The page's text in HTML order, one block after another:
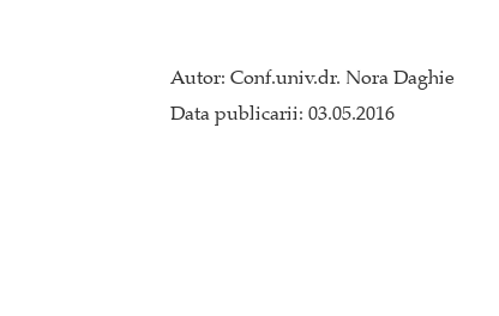
Autor: Conf.univ.dr. Nora Daghie
Data publicarii: 03.05.2016